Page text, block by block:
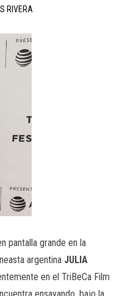
RIVERA
pantalla grande en la
argentina JULIA
en el TriBeCa Film